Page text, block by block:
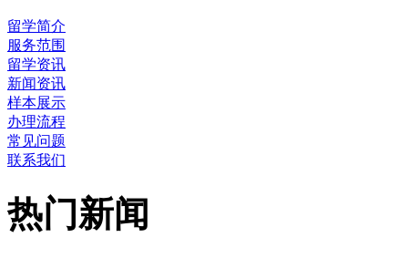
留学简介
服务范围
留学资讯
新闻资讯
样本展示
办理流程
常见问题
联系我们
热门新闻